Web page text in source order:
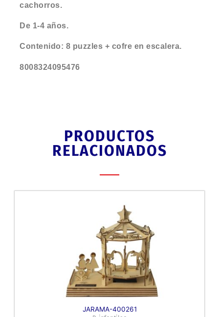
cachorros.
De 1-4 años.
Contenido: 8 puzzles + cofre en escalera.
8008324095476
PRODUCTOS
RELACIONADOS
JARAMA-400261